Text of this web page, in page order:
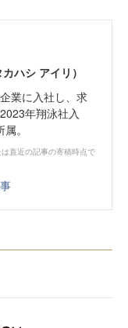
ハシ アイリ）
業に入社し、求
年翔泳社入
。
直近の記事の寄稿時点で